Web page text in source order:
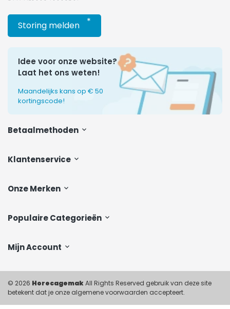
Klantenservice
Onze Merken
Populaire Categorieën
Mijn Account
Storing melden *
Idee voor onze website?
Laat het ons weten!
Maandelijks kans op € 50
kortingscode!
Betaalmethoden
© 2026 HorecagemakAll Rights Reserved gebruik van deze site
betekent dat je onze algemene voorwaarden accepteert.